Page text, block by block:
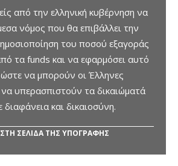
από την ελληνική κυβέρνηση να
νόμος που θα επιβάλλει την
του ποσού εξαγοράς
τα funds και να εφαρμόσει αυτό
να μπορούν οι Έλληνες
υπερασπιστούν τα δικαιώματά
διαφάνεια και δικαιοσύνη.
ΣΕΛΙΔΑ ΤΗΣ ΥΠΟΓΡΑΦΗΣ